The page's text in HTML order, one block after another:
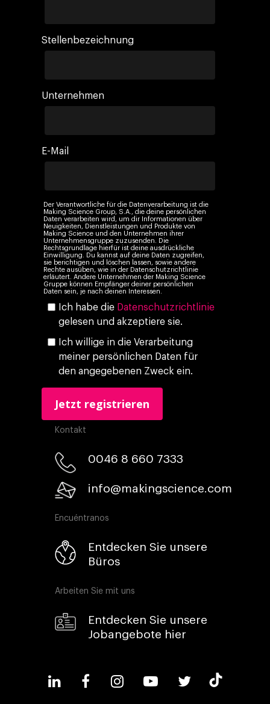
Stellenbezeichnung
Unternehmen
E-Mail
Der Verantwortliche für die Datenverarbeitung ist die
Making Science Group, S.A., die deine persönlichen
Daten verarbeiten wird, um dir Informationen über
Neuigkeiten, Dienstleistungen und Produkte von
Making Science und den Unternehmen ihrer
Unternehmensgruppe zuzusenden. Die
Rechtsgrundlage hierfür ist deine ausdrückliche
Einwilligung. Du kannst auf deine Daten zugreifen,
sie berichtigen und löschen lassen, sowie andere
Rechte ausüben, wie in der Datenschutzrichtlinie
erläutert. Andere Unternehmen der Making Science
Gruppe können Empfänger deiner persönlichen
Daten sein, je nach deinen Interessen.
Ich habe die Datenschutzrichtlinie
gelesen und akzeptiere sie.
Ich willige in die Verarbeitung
meiner persönlichen Daten für
den angegebenen Zweck ein.
Kontakt
0046 8 660 7333​
info@makingscience.com
Encuéntranos
Entdecken Sie unsere
Büros
Arbeiten Sie mit uns
Entdecken Sie unsere
Jobangebote hier